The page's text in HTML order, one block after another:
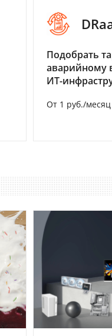
Подобрать
аварийному
ИТ-
От 1 руб./месяц